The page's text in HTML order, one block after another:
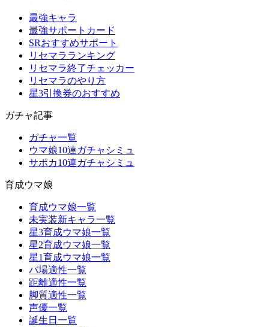
最強キャラ
最強サポートカード
SRおすすめサポート
リセマラランキング
リセマラ終了チェッカー
リセマラのやり方
星3引換券のおすすめ
ガチャ記事
ガチャ一覧
ウマ娘10連ガチャシミュ
サポカ10連ガチャシミュ
育成ウマ娘
育成ウマ娘一覧
未実装新キャラ一覧
星3育成ウマ娘一覧
星2育成ウマ娘一覧
星1育成ウマ娘一覧
バ場適性一覧
距離適性一覧
脚質適性一覧
声優一覧
誕生日一覧